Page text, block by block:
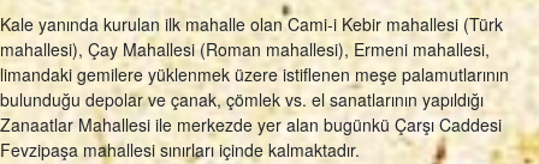
Kale yanında kurulan ilk mahalle olan Cami-i Kebir mahallesi (Türk
mahallesi), Çay Mahallesi (Roman mahallesi), Ermeni mahallesi,
limandaki gemilere yüklenmek üzere istiflenen meşe palamutlarının
bulunduğu depolar ve çanak, çömlek vs. el sanatlarının yapıldığı
Zanaatlar Mahallesi ile merkezde yer alan bugünkü Çarşı Caddesi
Fevzipaşa mahallesi sınırları içinde kalmaktadır.